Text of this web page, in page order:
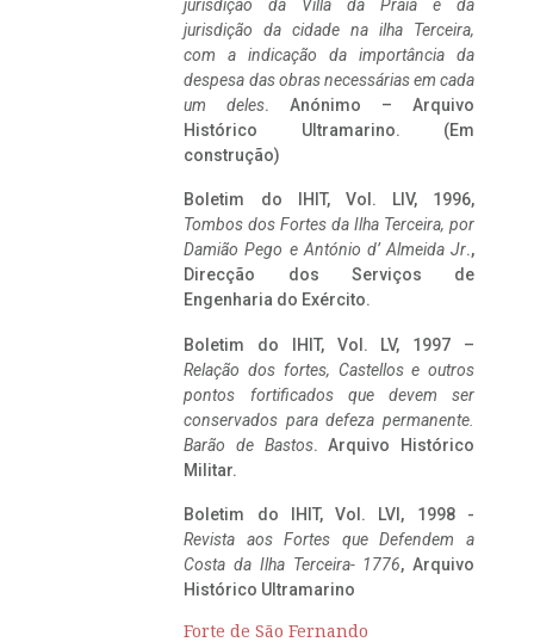
jurisdição da Villa da Praia e da
jurisdição da cidade na ilha Terceira,
com a indicação da importância da
despesa das obras necessárias em cada
um deles. Anónimo – Arquivo
Histórico Ultramarino. (Em
construção)
Boletim do IHIT, Vol. LIV, 1996,
Tombos dos Fortes da Ilha Terceira, por
Damião Pego e António d’ Almeida Jr.,
Direcção dos Serviços de
Engenharia do Exército.
Boletim do IHIT, Vol. LV, 1997 –
Relação dos fortes, Castellos e outros
pontos fortificados que devem ser
conservados para defeza permanente.
Barão de Bastos. Arquivo Histórico
Militar.
Boletim do IHIT, Vol. LVI, 1998 -
Revista aos Fortes que Defendem a
Costa da Ilha Terceira- 1776, Arquivo
Histórico Ultramarino
Forte de São Fernando